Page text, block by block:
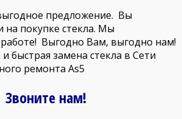
предложение. Вы
на покупке стекла. Мы
Выгодно Вам, выгодно нам!
быстрая замена стекла в Сети
ремонта As5
Звоните нам!